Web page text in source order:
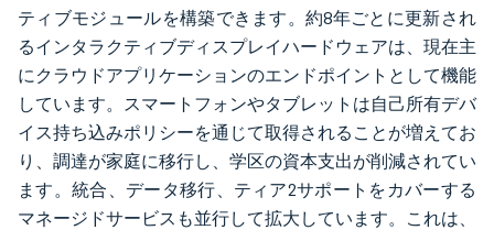
ティブモジュールを構築できます。約8年ごとに更新され
るインタラクティブディスプレイハードウェアは、現在主
にクラウドアプリケーションのエンドポイントとして機能
しています。スマートフォンやタブレットは自己所有デバ
イス持ち込みポリシーを通じて取得されることが増えてお
り、調達が家庭に移行し、学区の資本支出が削減されてい
ます。統合、データ移行、ティア2サポートをカバーする
マネージドサービスも並行して拡大しています。これは、